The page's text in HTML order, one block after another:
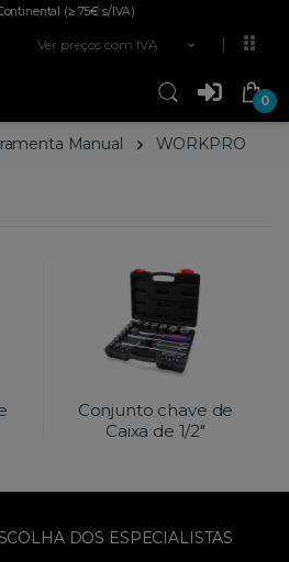
(≥ 75€ s/IVA)
Ver preços com IVA
0
Manual WORKPRO
Conjunto chave de
Caixa de 1/2"
DOS ESPECIALISTAS